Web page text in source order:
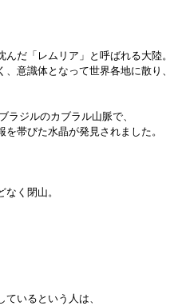
だ「レムリア」と呼ばれる大陸。
意識体となって世界各地に散り、
ジルのカブラル山脈で、
帯びた水晶が発見されました。
く閉山。
いるという人は、